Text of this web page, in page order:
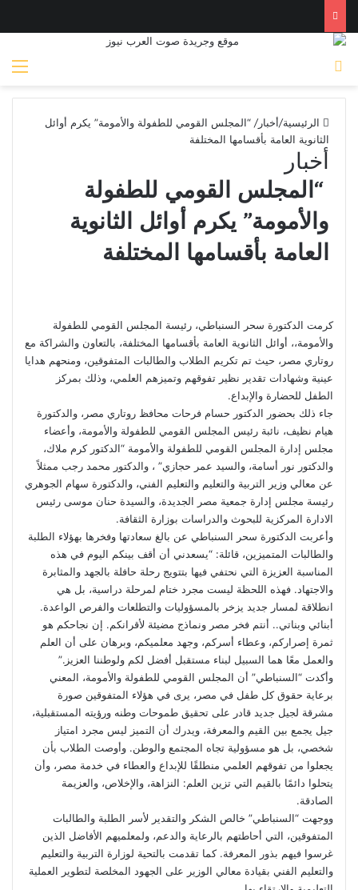
الرئيسية/أخبار/ “المجلس القومي للطفولة والأمومة” يكرم أوائل
الثانوية العامة بأقسامها المختلفة
أخبار
“المجلس القومي للطفولة
والأمومة” يكرم أوائل الثانوية
العامة بأقسامها المختلفة
كرمت الدكتورة سحر السنباطي، رئيسة المجلس القومي للطفولة
والأمومة،، أوائل الثانوية العامة بأقسامها المختلفة، بالتعاون والشراكة مع
روتاري مصر، حيث تم تكريم الطلاب والطالبات المتفوقين، ومنحهم هدايا
عينية وشهادات تقدير نظير تفوقهم وتميزهم العلمي، وذلك بمركز
الطفل للحضارة والإبداع.
جاء ذلك بحضور الدكتور حسام فرحات محافظ روتاري مصر، والدكتورة
هيام نظيف، نائبة رئيس المجلس القومي للطفولة والأمومة، وأعضاء
مجلس إدارة المجلس القومي للطفولة والأمومة “الدكتور كرم ملاك،
والدكتور نور أسامة، والسيد عمر حجازي” ، والدكتور محمد رجب ممثلاً
عن معالي وزير التربية والتعليم والتعليم الفني، والدكتورة سهام الجوهري
رئيسة مجلس إدارة جمعية مصر الجديدة، والسيدة حنان موسى رئيس
الادارة المركزية للبحوث والدراسات بوزارة الثقافة.
وأعربت الدكتورة سحر السنباطي عن بالغ سعادتها وفخرها بهؤلاء الطلبة
والطالبات المتميزين، قائلة: “يسعدني أن أقف بينكم اليوم في هذه
المناسبة العزيزة التي نحتفي فيها بتتويج رحلة حافلة بالجهد والمثابرة
والاجتهاد. فهذه اللحظة ليست مجرد ختام لمرحلة دراسية، بل هي
انطلاقة لمسار جديد يزخر بالمسؤوليات والتطلعات والفرص الواعدة.
أبنائي وبناتي.. أنتم فخر مصر ونماذج مضيئة لأقرانكم. إن نجاحكم هو
ثمرة إصراركم، وعطاء أسركم، وجهد معلميكم، وبرهان على أن العلم
والعمل معًا هما السبيل لبناء مستقبل أفضل لكم ولوطننا العزيز.”
وأكدت “السنباطي” أن المجلس القومي للطفولة والأمومة، المعني
برعاية حقوق كل طفل في مصر، يرى في هؤلاء المتفوقين صورة
مشرقة لجيل جديد قادر على تحقيق طموحات وطنه ورؤيته المستقبلية،
جيل يجمع بين القيم والمعرفة، ويدرك أن التميز ليس مجرد امتياز
شخصي، بل هو مسؤولية تجاه المجتمع والوطن. وأوصت الطلاب بأن
يجعلوا من تفوقهم العلمي منطلقًا للإبداع والعطاء في خدمة مصر، وأن
يتحلوا دائمًا بالقيم التي تزين العلم: النزاهة، والإخلاص، والعزيمة
الصادقة.
ووجهت “السنباطي” خالص الشكر والتقدير لأسر الطلبة والطالبات
المتفوقين، التي أحاطتهم بالرعاية والدعم، ولمعلميهم الأفاضل الذين
غرسوا فيهم بذور المعرفة. كما تقدمت بالتحية لوزارة التربية والتعليم
والتعليم الفني بقيادة معالي الوزير على الجهود المخلصة لتطوير العملية